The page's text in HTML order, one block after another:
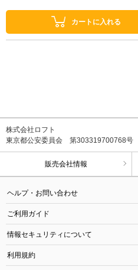
カートに入れる
株式会社ロフト
東京都公安委員会 第303319700768号
販売会社情報
ヘルプ・お問い合わせ
ご利用ガイド
情報セキュリティについて
利用規約